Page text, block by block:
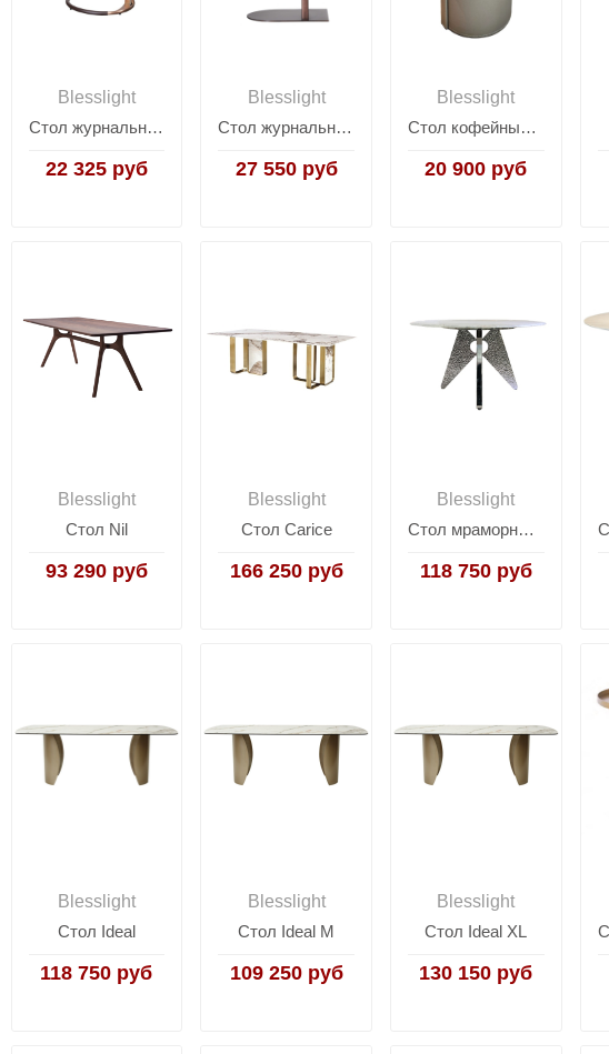
Blesslight
Стол журнальный GQ
22 325 руб
Blesslight
Стол журнальный Texas
27 550 руб
Blesslight
Стол кофейный Doppio Coffee Table N
20 900 руб
Blesslight
Стол Nil
93 290 руб
Blesslight
Стол Carice
166 250 руб
Blesslight
Стол мраморный Merida
118 750 руб
Blesslight
Стол Ideal
118 750 руб
Blesslight
Стол Ideal M
109 250 руб
Blesslight
Стол Ideal XL
130 150 руб